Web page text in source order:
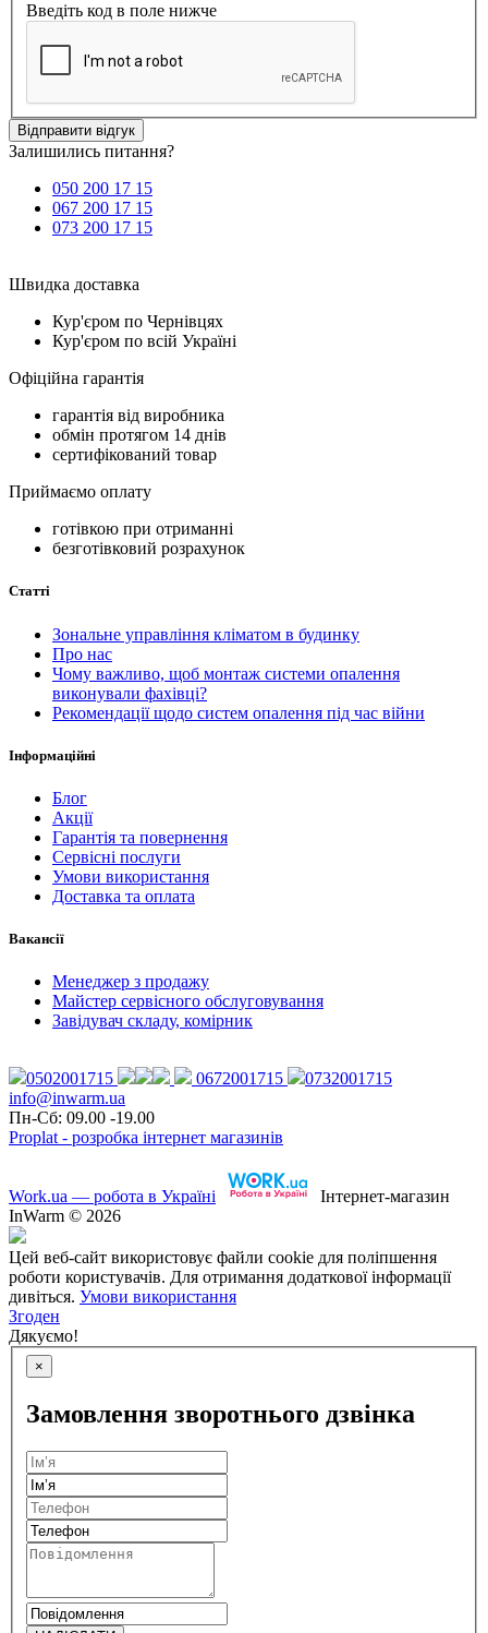
Введіть код в поле нижче
Відправити відгук
Залишились питання?
050 200 17 15
067 200 17 15
073 200 17 15
Швидка доставка
Кур'єром по Чернівцях
Кур'єром по всій Україні
Офіційна гарантія
гарантія від виробника
обмін протягом 14 днів
сертифікований товар
Приймаємо оплату
готівкою при отриманні
безготівковий розрахунок
Статті
Зональне управління кліматом в будинку
Про нас
Чому важливо, щоб монтаж системи опалення
виконували фахівці?
Рекомендації щодо систем опалення під час війни
Інформаційні
Блог
Акції
Гарантія та повернення
Сервісні послуги
Умови використання
Доставка та оплата
Вакансії
Менеджер з продажу
Майстер сервісного обслуговування
Завідувач складу, комірник
0502001715 0672001715
0732001715
info@inwarm.ua
Пн-Сб: 09.00 -19.00
Proplat - розробка інтернет магазинів
Work.ua — робота в Україні
Інтернет-магазин
InWarm © 2026
Цей веб-сайт використовує файли cookie для поліпшення
роботи користувачів. Для отримання додаткової інформації
дивіться. Умови використання
Згоден
Дякуємо!
×
Замовлення зворотнього дзвінка